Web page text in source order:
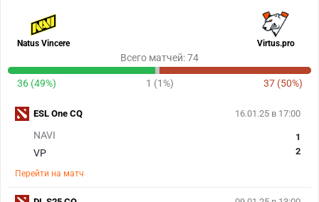
Natus Vincere Virtus.pro
Всего матчей: 74
36 (49%) 1 (1%) 37 (50%)
16.01.25 в 17:00
NAVI
VP
1
2
Перейти на матч
ESL One CQ